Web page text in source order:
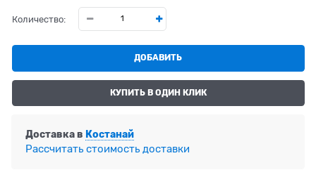
Количество:
ДОБАВИТЬ
КУПИТЬ В ОДИН КЛИК
Доставка в Костанай
Рассчитать стоимость доставки